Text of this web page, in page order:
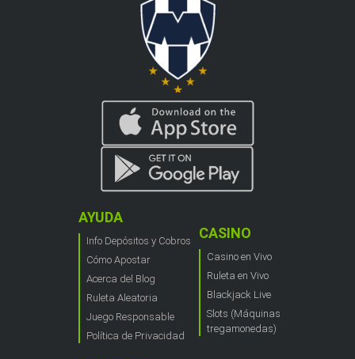
AYUDA
Info Depósitos y Cobros
Cómo Apostar
Acerca del Blog
Ruleta Aleatoria
Juego Responsable
Política de Privacidad
CASINO
Casino en Vivo
Ruleta en Vivo
Blackjack Live
Slots (Máquinas
tregamonedas)